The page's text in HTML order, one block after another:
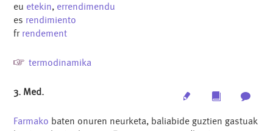
eu etekin, errendimendu
es rendimiento
fr rendement
termodinamika
Multimedia
3. Med.
Farmako baten onuren neurketa, baliabide guztien gastuak